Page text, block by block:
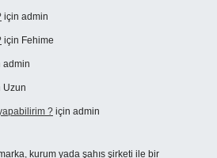
için admin
için Fehime
admin
Uzun
? için admin
kurum yada şahıs şirketi ile bir